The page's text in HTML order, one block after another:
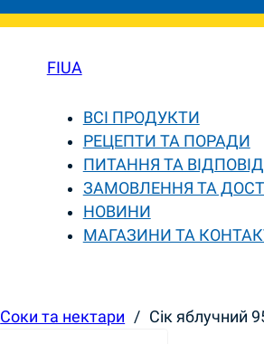
FIUA
ВСІ ПРОДУКТИ
РЕЦЕПТИ ТА ПОРАДИ
ПИТАННЯ ТА
ЗАМОВЛЕННЯ ТА
НОВИНИ
МАГАЗИНИ ТА
Соки та нектари / Сік яблучний